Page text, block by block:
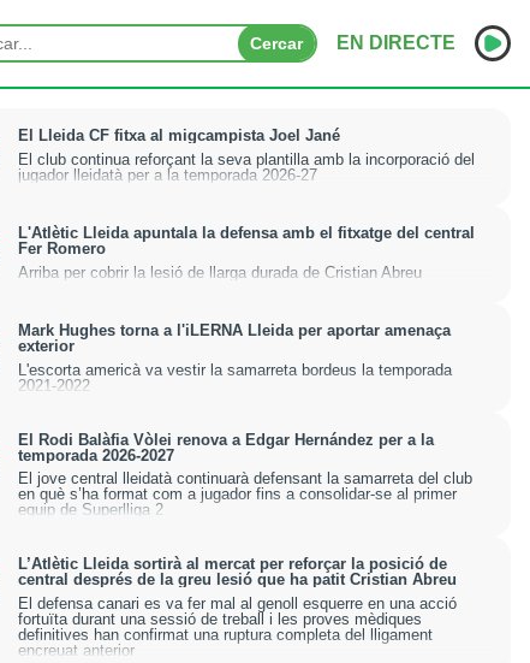
Cercar EN DIRECTE
PODCASTS
PROGRAMES
ESPORTS
CONTACTE
El Lleida CF fitxa al migcampista Joel Jané
El club continua reforçant la seva plantilla amb la incorporació del
jugador lleidatà per a la temporada 2026-27
L'Atlètic Lleida apuntala la defensa amb el fitxatge del central
Fer Romero
Arriba per cobrir la lesió de llarga durada de Cristian Abreu
Mark Hughes torna a l'iLERNA Lleida per aportar amenaça
exterior
L'escorta americà va vestir la samarreta bordeus la temporada
2021-2022
El Rodi Balàfia Vòlei renova a Edgar Hernández per a la
temporada 2026-2027
El jove central lleidatà continuarà defensant la samarreta del club
en què s’ha format com a jugador fins a consolidar-se al primer
equip de Superlliga 2
L’Atlètic Lleida sortirà al mercat per reforçar la posició de
central després de la greu lesió que ha patit Cristian Abreu
El defensa canari es va fer mal al genoll esquerre en una acció
fortuïta durant una sessió de treball i les proves mèdiques
definitives han confirmat una ruptura completa del lligament
encreuat anterior